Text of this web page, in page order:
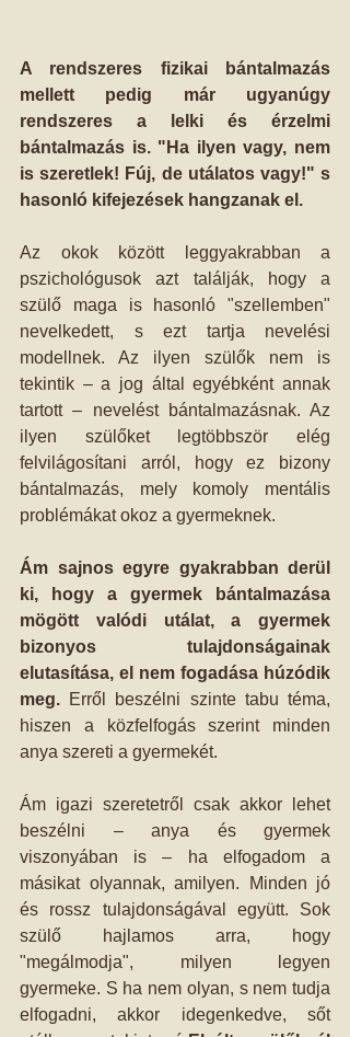
A rendszeres fizikai bántalmazás
mellett pedig már ugyanúgy
rendszeres a lelki és érzelmi
bántalmazás is. "Ha ilyen vagy, nem
is szeretlek! Fúj, de utálatos vagy!" s
hasonló kifejezések hangzanak el.
Az okok között leggyakrabban a
pszichológusok azt találják, hogy a
szülő maga is hasonló "szellemben"
nevelkedett, s ezt tartja nevelési
modellnek. Az ilyen szülők nem is
tekintik – a jog által egyébként annak
tartott – nevelést bántalmazásnak. Az
ilyen szülőket legtöbbször elég
felvilágosítani arról, hogy ez bizony
bántalmazás, mely komoly mentális
problémákat okoz a gyermeknek.
Ám sajnos egyre gyakrabban derül
ki, hogy a gyermek bántalmazása
mögött valódi utálat, a gyermek
bizonyos tulajdonságainak
elutasítása, el nem fogadása húzódik
meg. Erről beszélni szinte tabu téma,
hiszen a közfelfogás szerint minden
anya szereti a gyermekét.
Ám igazi szeretetről csak akkor lehet
beszélni – anya és gyermek
viszonyában is – ha elfogadom a
másikat olyannak, amilyen. Minden jó
és rossz tulajdonságával együtt. Sok
szülő hajlamos arra, hogy
"megálmodja", milyen legyen
gyermeke. S ha nem olyan, s nem tudja
elfogadni, akkor idegenkedve, sőt